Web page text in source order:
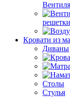
решетки
Кровати из
Диваны
Столы
Стулья